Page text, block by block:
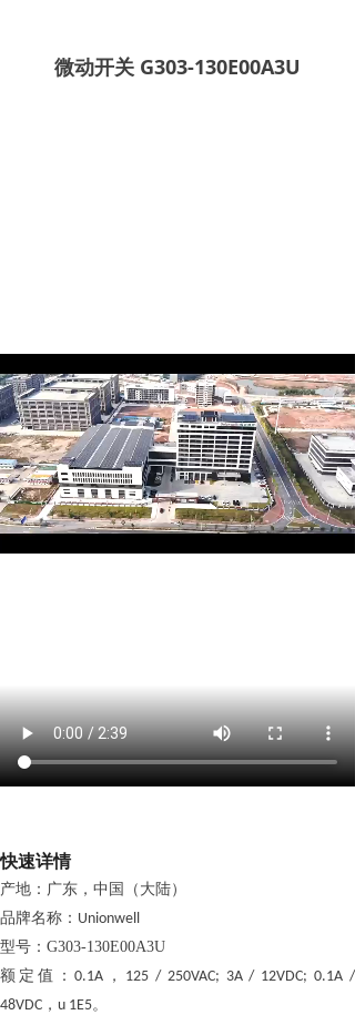
微动开关 G303-130E00A3U
快速详情
产地：广东，中国（大陆）
品牌名称： Unionwell
型号：G303-130E00A3U
额定值
：0.1A ， 125 / 250VAC; 3A / 12VDC; 0.1A /
48VDC ， u 1E5。